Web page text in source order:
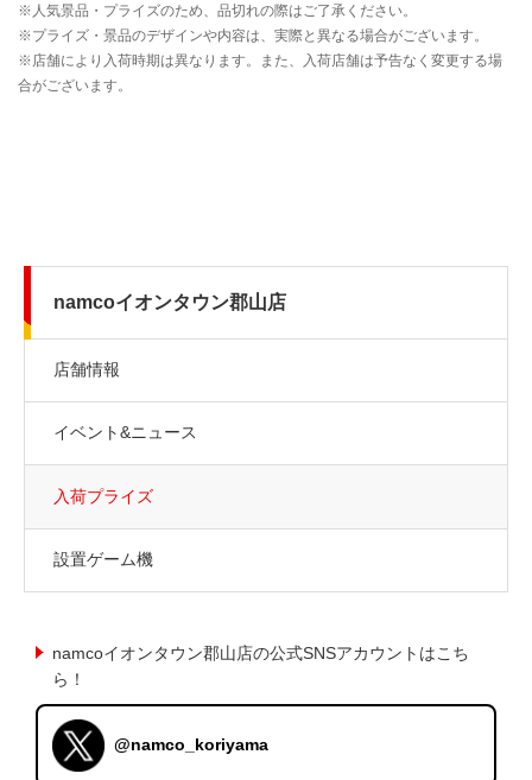
namcoイオンタウン郡山店
店舗情報
イベント&ニュース
入荷プライズ
設置ゲーム機
namcoイオンタウン郡山店の公式SNSアカウントはこち
ら！
@namco_koriyama